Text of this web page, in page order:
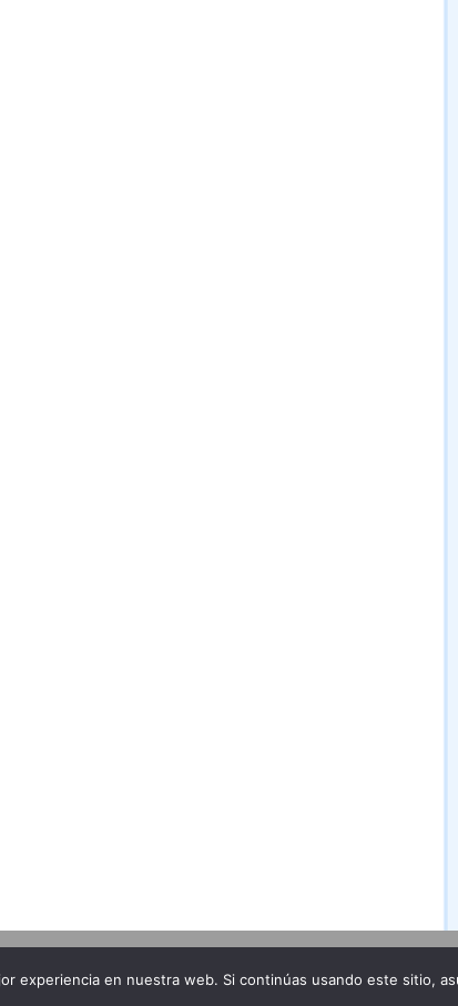
experiencia en nuestra web. Si continúas usando este sitio,